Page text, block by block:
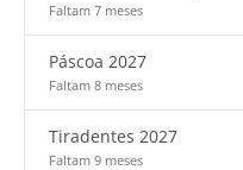
Faltam 7 meses
Páscoa 2027
Faltam 8 meses
Tiradentes 2027
Faltam 9 meses